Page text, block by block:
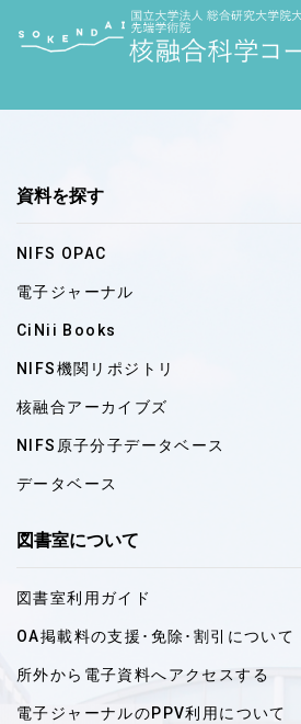
資料を探す
NIFS OPAC
電子ジャーナル
CiNii Books
NIFS機関リポジトリ
核融合アーカイブズ
NIFS原子分子データベース
データベース
図書室について
図書室利用ガイド
OA掲載料の支援･免除･割引について
所外から電子資料へアクセスする
電子ジャーナルのPPV利用について